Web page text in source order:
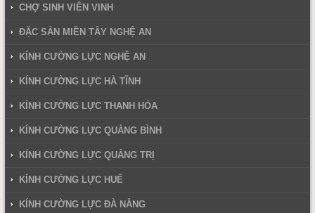
CHỢ SINH VIÊN VINH
ĐẶC SẢN MIỀN TÂY NGHỆ AN
KÍNH CƯỜNG LỰC NGHỆ AN
KÍNH CƯỜNG LỰC HÀ TĨNH
KÍNH CƯỜNG LỰC THANH HÓA
KÍNH CƯỜNG LỰC QUẢNG BÌNH
KÍNH CƯỜNG LỰC QUẢNG TRỊ
KÍNH CƯỜNG LỰC HUẾ
KÍNH CƯỜNG LỰC ĐÀ NẴNG